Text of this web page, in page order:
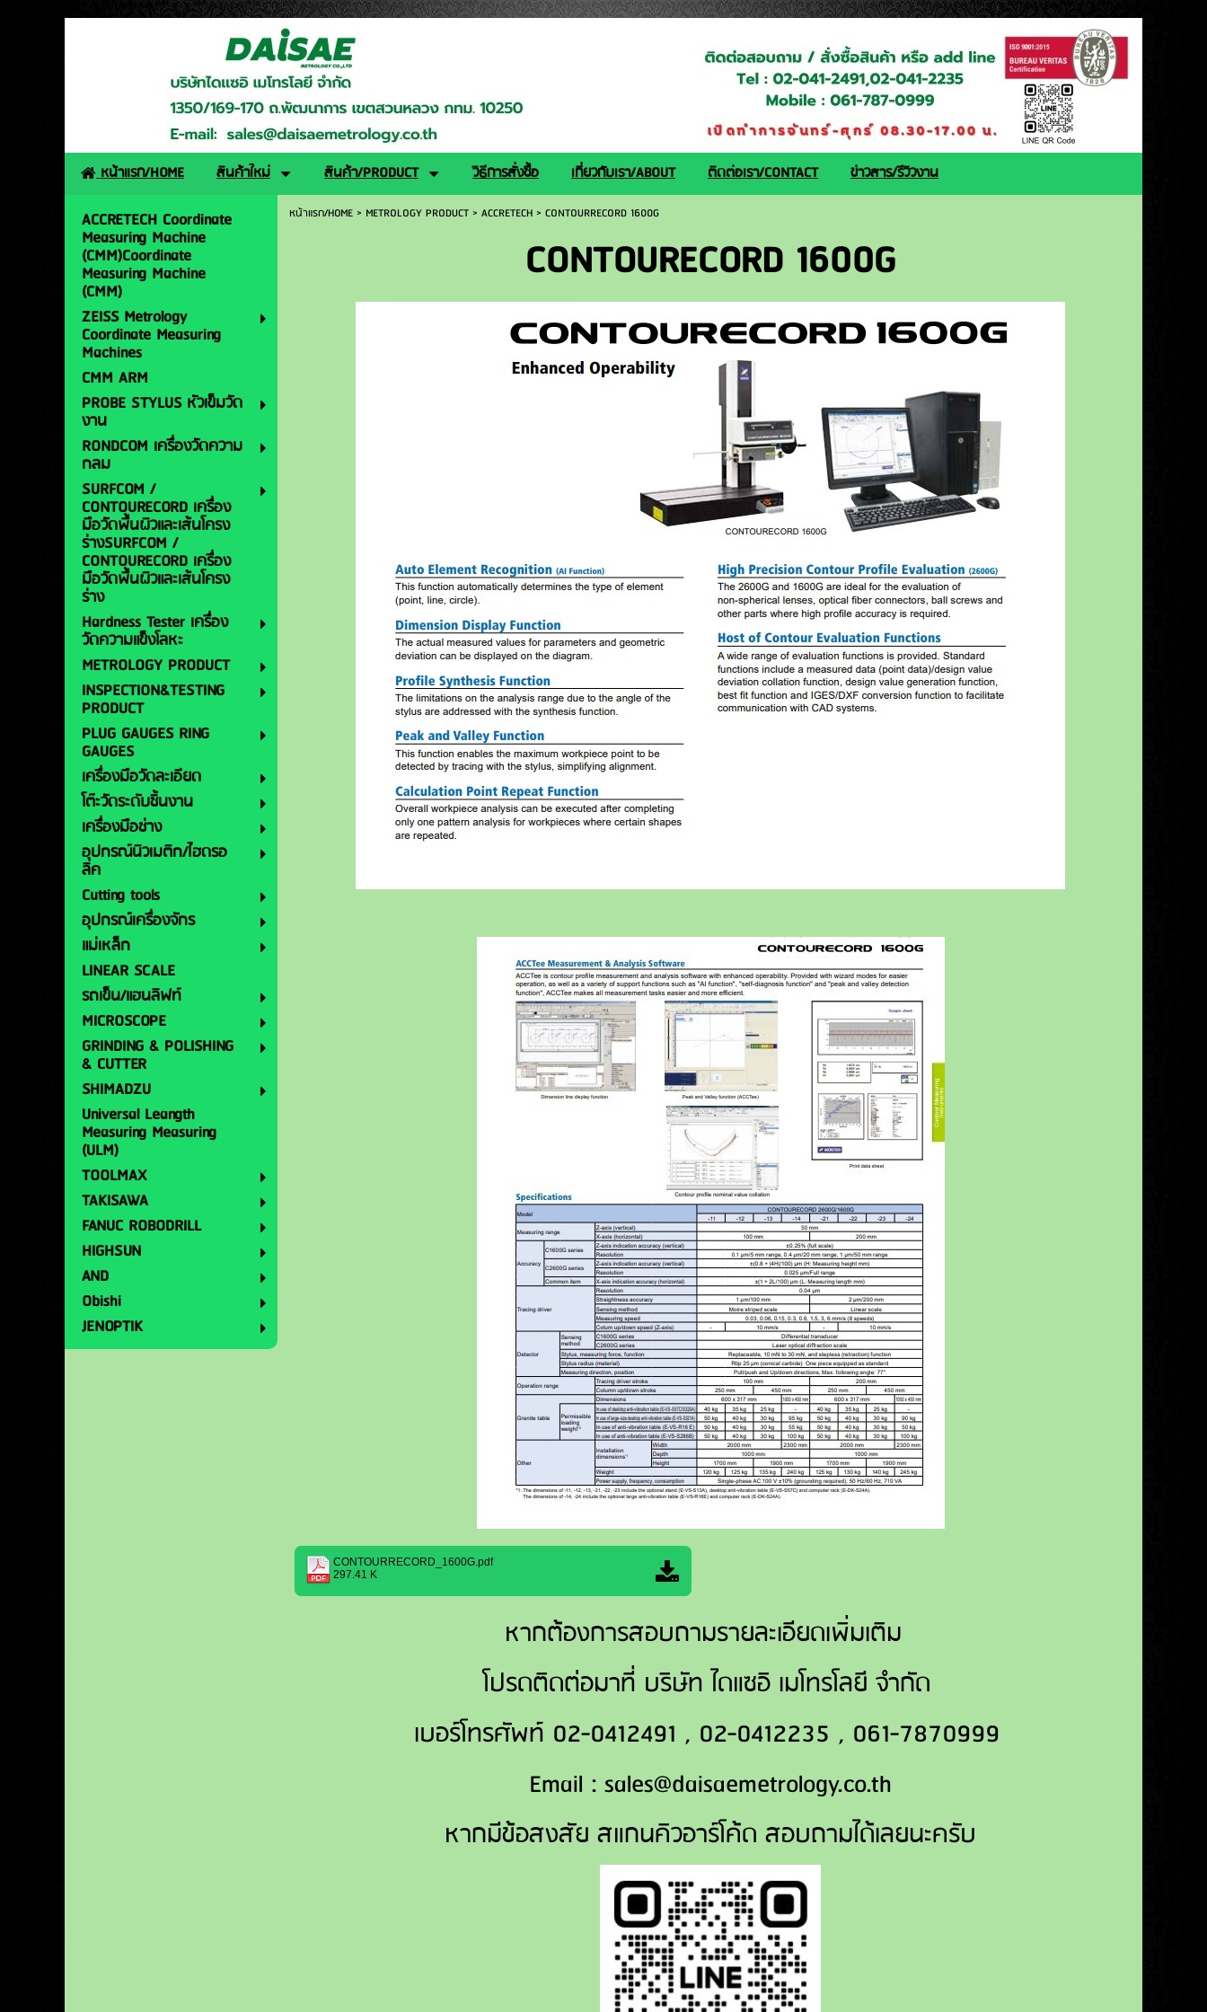
http://www.daisaemetrology.co.th/
หน้าแรก/HOME สินค้าใหม่ สินค้า/PRODUCT วิธีการสั่งซื้อ เกี่ยวกับเรา/ABOUT ติดต่อเรา/CONTACT ข่าวสาร/รีวิวงาน
ACCRETECH Coordinate
Measuring Machine
(CMM)Coordinate
Measuring Machine
(CMM)
ZEISS Metrology
Coordinate Measuring
Machines
CMM ARM
PROBE STYLUS หัวเข็มวัด
งาน
RONDCOM เครื่องวัดความ
กลม
SURFCOM /
CONTOURECORD เครื่อง
มือวัดพื้นผิวและเส้นโครง
ร่างSURFCOM /
CONTOURECORD เครื่อง
มือวัดพื้นผิวและเส้นโครง
ร่าง
Hardness Tester เครื่อง
วัดความแข็งโลหะ
METROLOGY PRODUCT
INSPECTION&TESTING
PRODUCT
PLUG GAUGES RING
GAUGES
เครื่องมือวัดละเอียด
โต๊ะวัดระดับชิ้นงาน
เครื่องมือช่าง
อุปกรณ์นิวเมติก/ไฮดรอ
ลิค
Cutting tools
อุปกรณ์เครื่องจักร
แม่เหล็ก
LINEAR SCALE
รถเข็น/แฮนลิฟท์
MICROSCOPE
GRINDING & POLISHING
& CUTTER
SHIMADZU
Universal Leangth
Measuring Measuring
(ULM)
TOOLMAX
TAKISAWA
FANUC ROBODRILL
HIGHSUN
AND
Obishi
JENOPTIK
หน้าแรก/HOME> METROLOGY PRODUCT> ACCRETECH> CONTOURRECORD 1600G
CONTOURECORD 1600G
CONTOURRECORD_1600G.pdf
297.41 K
หากต้องการสอบถามรายละเอียดเพิ่มเติม
โปรดติดต่อมาที่ บริษัท ไดแซอิ เมโทรโลยี จำกัด
เบอร์โทรศัพท์ 02-0412491 , 02-0412235 , 061-7870999
Email : sales@daisaemetrology.co.th
หากมีข้อสงสัย สแกนคิวอาร์โค้ด สอบถามได้เลยนะครับ